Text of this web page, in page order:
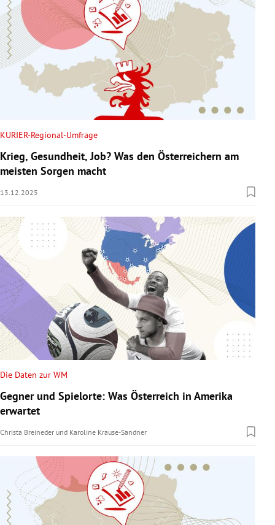
KURIER-Regional-Umfrage
Krieg, Gesundheit, Job? Was den Österreichern am
meisten Sorgen macht
13.12.2025
Die Daten zur WM
Gegner und Spielorte: Was Österreich in Amerika
erwartet
Christa Breineder und Karoline Krause-Sandner